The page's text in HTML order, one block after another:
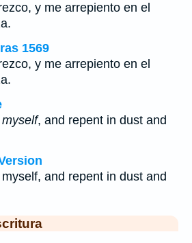
y me arrepiento en el
1569
y me arrepiento en el
myself, and repent in dust and
and repent in dust and